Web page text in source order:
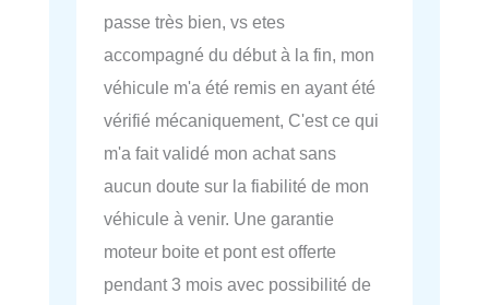
passe très bien, vs etes
accompagné du début à la fin, mon
véhicule m'a été remis en ayant été
vérifié mécaniquement, C'est ce qui
m'a fait validé mon achat sans
aucun doute sur la fiabilité de mon
véhicule à venir. Une garantie
moteur boite et pont est offerte
pendant 3 mois avec possibilité de